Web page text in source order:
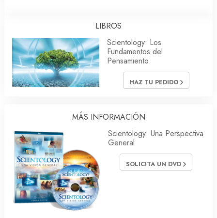
LIBROS
Scientology: Los
Fundamentos del
Pensamiento
HAZ TU PEDIDO
MÁS INFORMACIÓN
Scientology: Una Perspectiva
General
SOLICITA UN DVD